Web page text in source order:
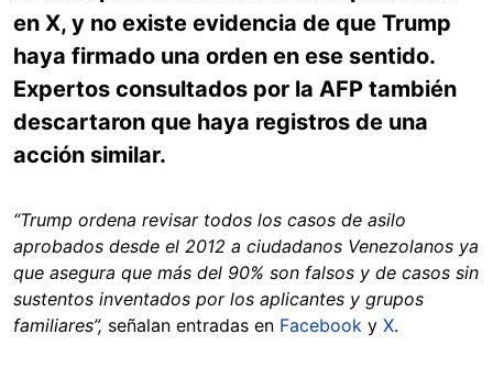
en X, y no existe evidencia de que Trump
haya firmado una orden en ese sentido.
Expertos consultados por la AFP también
descartaron que haya registros de una
acción similar.
“Trump ordena revisar todos los casos de asilo
aprobados desde el 2012 a ciudadanos Venezolanos ya
que asegura que más del 90% son falsos y de casos sin
sustentos inventados por los aplicantes y grupos
familiares”, señalan entradas en Facebook y X.